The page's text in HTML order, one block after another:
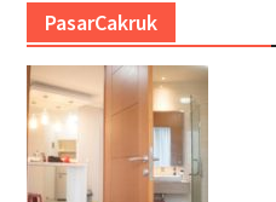
PasarCakruk